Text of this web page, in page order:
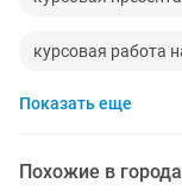
курсовая работа
курсовые работы
Показать еще
Похожие в